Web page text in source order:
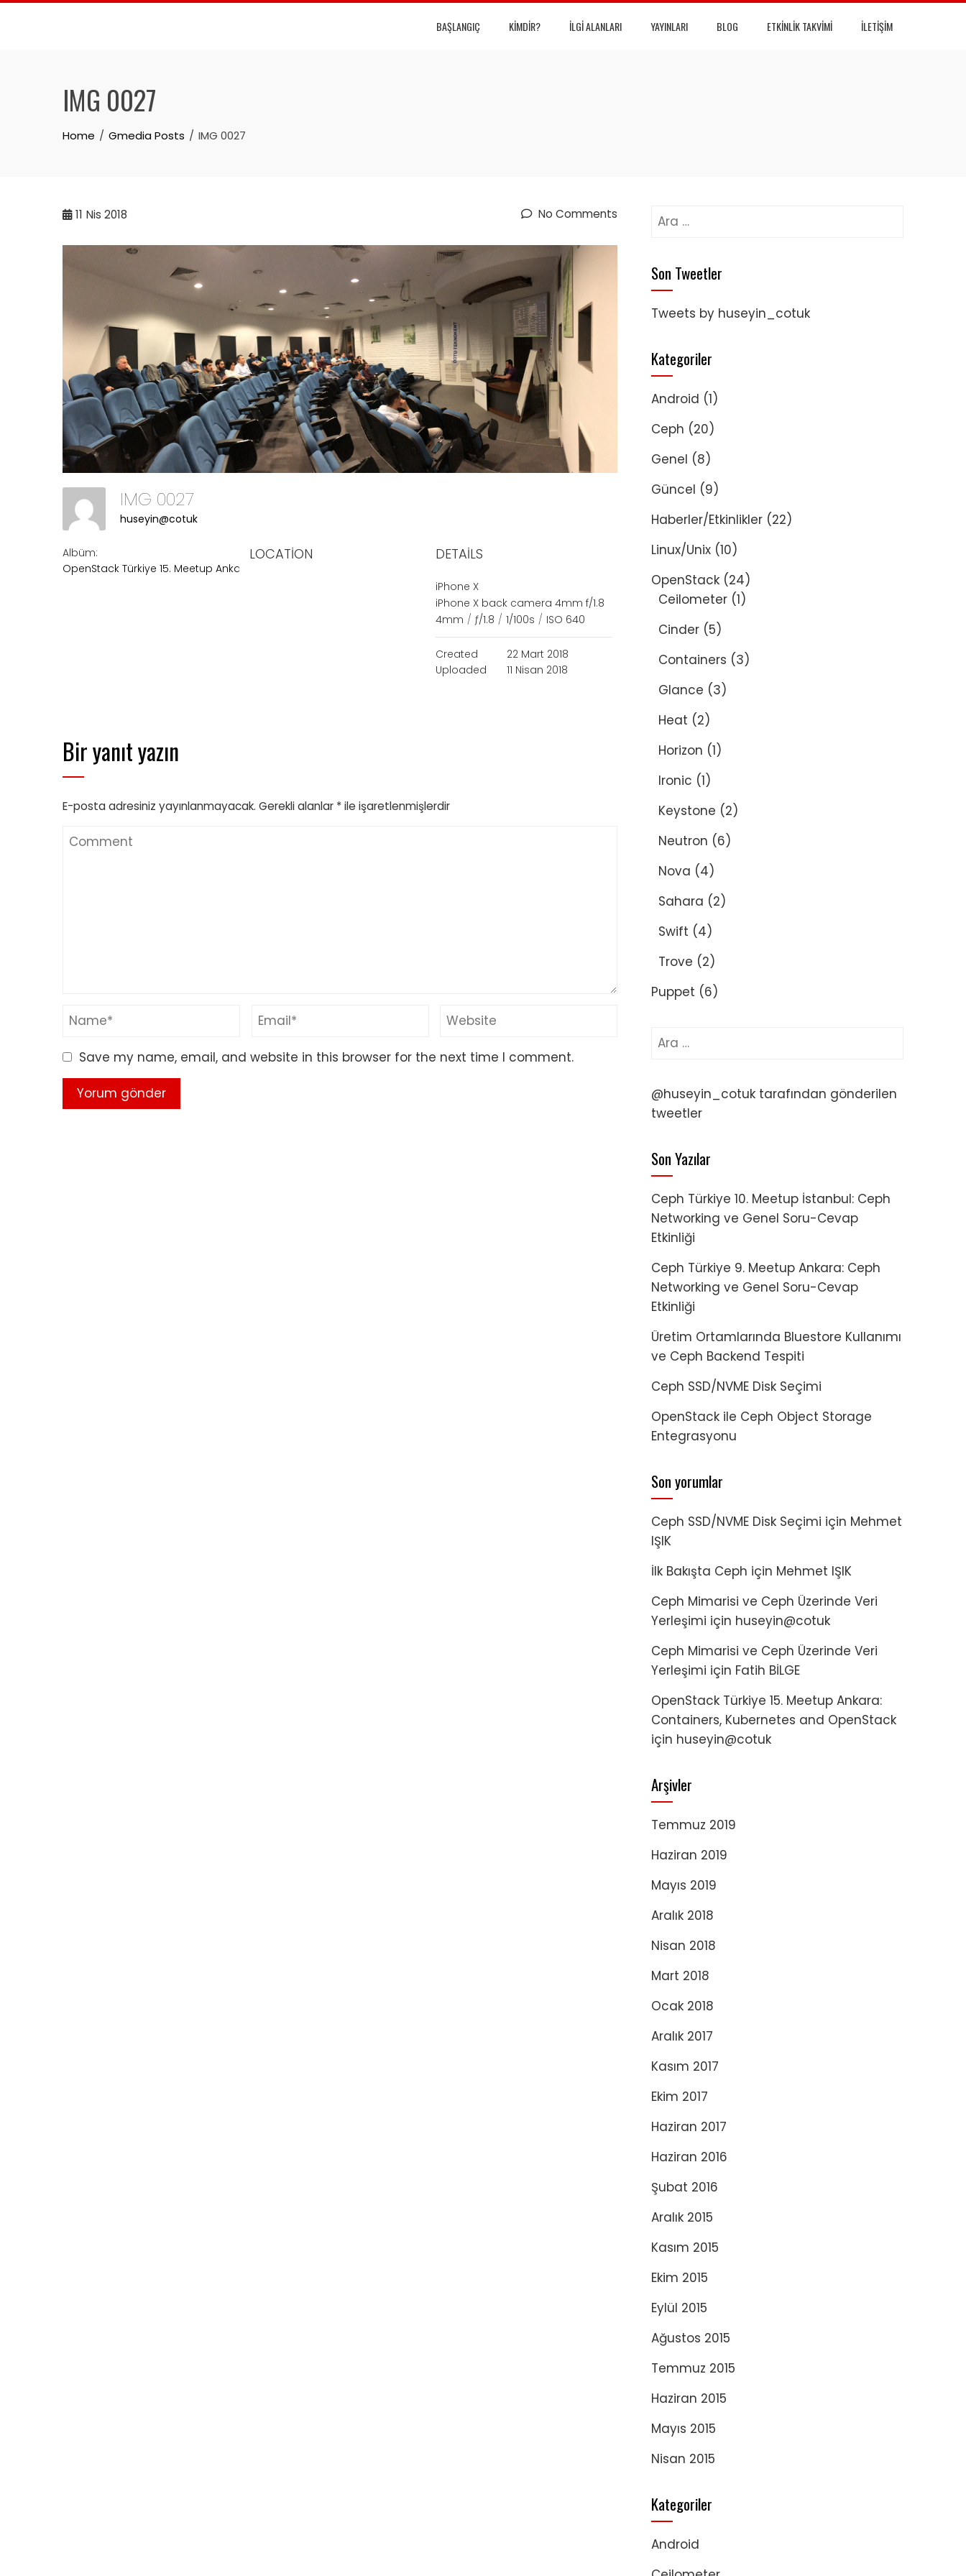
Skip
BAŞLANGIÇ KIMDIR? İLGI ALANLARI YAYINLARI BLOG ETKINLIK TAKVIMI İLETIŞIM
IMG 0027
Home Gmedia Posts IMG 0027
11 Nis 2018 No Comments
IMG 0027
huseyin@cotuk
Albüm:
OpenStack Türkiye 15. Meetup Ankara
LOCATION DETAILS
iPhone X
iPhone X back camera 4mm f/1.8
4mm / ƒ/1.8 / 1/100s / ISO 640
Created
22 Mart 2018
Uploaded
11 Nisan 2018
Bir yanıt yazın
E-posta adresiniz yayınlanmayacak. Gerekli alanlar *ile işaretlenmişlerdir
Save my name, email, and website in this browser for the next time I comment.
Arama:
Son Tweetler
Tweets by huseyin_cotuk
Kategoriler
Android (1)
Ceph (20)
Genel (8)
Güncel (9)
Haberler/Etkinlikler (22)
Linux/Unix (10)
OpenStack (24)
Ceilometer (1)
Cinder (5)
Containers (3)
Glance (3)
Heat (2)
Horizon (1)
Ironic (1)
Keystone (2)
Neutron (6)
Nova (4)
Sahara (2)
Swift (4)
Trove (2)
Puppet (6)
Arama:
@huseyin_cotuk tarafından gönderilen
tweetler
Son Yazılar
Ceph Türkiye 10. Meetup İstanbul: Ceph
Networking ve Genel Soru-Cevap
Etkinliği
Ceph Türkiye 9. Meetup Ankara: Ceph
Networking ve Genel Soru-Cevap
Etkinliği
Üretim Ortamlarında Bluestore Kullanımı
ve Ceph Backend Tespiti
Ceph SSD/NVME Disk Seçimi
OpenStack ile Ceph Object Storage
Entegrasyonu
Son yorumlar
Ceph SSD/NVME Disk Seçimi için Mehmet
IŞIK
İlk Bakışta Ceph için Mehmet IŞIK
Ceph Mimarisi ve Ceph Üzerinde Veri
Yerleşimi için huseyin@cotuk
Ceph Mimarisi ve Ceph Üzerinde Veri
Yerleşimi için Fatih BİLGE
OpenStack Türkiye 15. Meetup Ankara:
Containers, Kubernetes and OpenStack
için huseyin@cotuk
Arşivler
Temmuz 2019
Haziran 2019
Mayıs 2019
Aralık 2018
Nisan 2018
Mart 2018
Ocak 2018
Aralık 2017
Kasım 2017
Ekim 2017
Haziran 2017
Haziran 2016
Şubat 2016
Aralık 2015
Kasım 2015
Ekim 2015
Eylül 2015
Ağustos 2015
Temmuz 2015
Haziran 2015
Mayıs 2015
Nisan 2015
Kategoriler
Android